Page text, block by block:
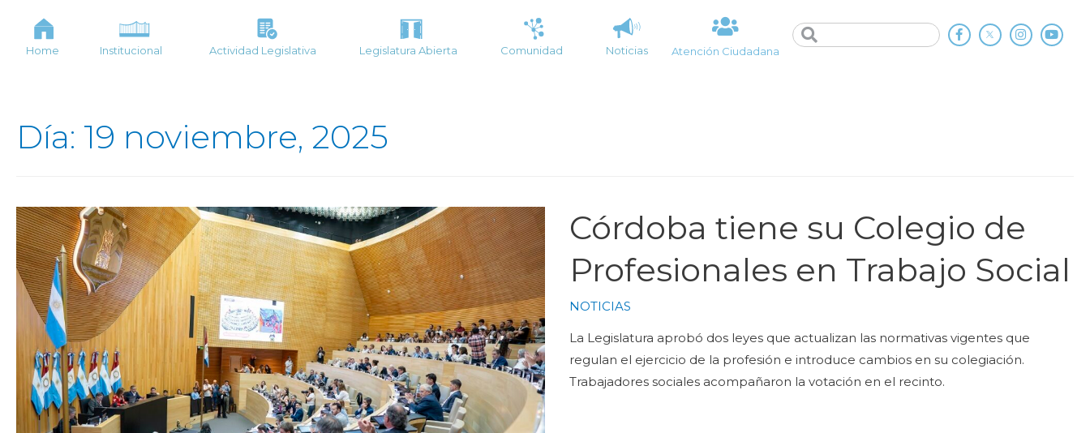
Home Institucional Actividad Legislativa Legislatura Abierta Comunidad Noticias Atención Ciudadana
Día: 19 noviembre, 2025
Córdoba tiene su Colegio de
Profesionales en Trabajo Social
NOTICIAS
La Legislatura aprobó dos leyes que actualizan las normativas vigentes que
regulan el ejercicio de la profesión e introduce cambios en su colegiación.
Trabajadores sociales acompañaron la votación en el recinto.